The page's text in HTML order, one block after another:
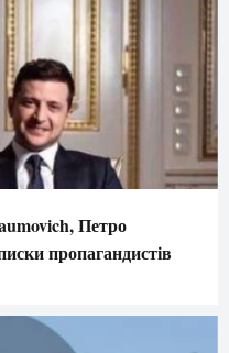
Петро
пропагандистів